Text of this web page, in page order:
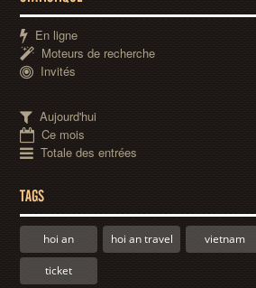
En ligne
Moteurs de recherche
Invités
Aujourd'hui
Ce mois
Totale des entrées
TAGS
hoi an hoi an travel vietnam
ticket